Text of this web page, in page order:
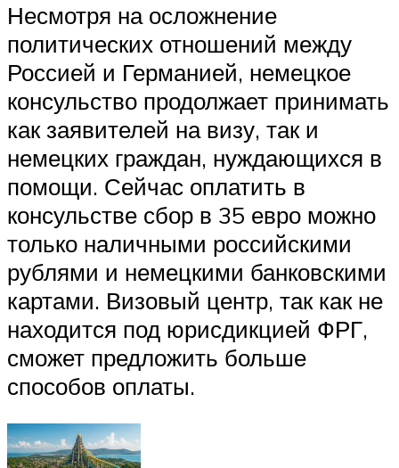
Несмотря на осложнение
политических отношений между
Россией и Германией, немецкое
консульство продолжает принимать
как заявителей на визу, так и
немецких граждан, нуждающихся в
помощи. Сейчас оплатить в
консульстве сбор в 35 евро можно
только наличными российскими
рублями и немецкими банковскими
картами. Визовый центр, так как не
находится под юрисдикцией ФРГ,
сможет предложить больше
способов оплаты.